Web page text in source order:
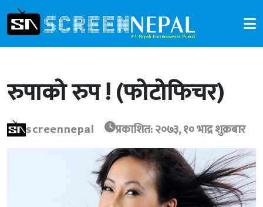
रुपाको रुप ! (फोटोफिचर)
screennepal प्रकाशित: २०७३, १० भाद्र शुक्रबार